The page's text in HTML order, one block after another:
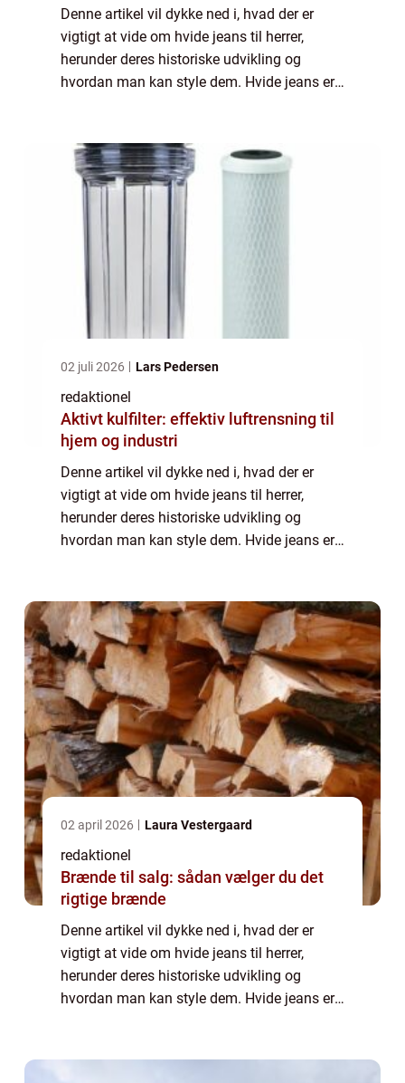
Denne artikel vil dykke ned i, hvad der er
vigtigt at vide om hvide jeans til herrer,
herunder deres historiske udvikling og
hvordan man kan style dem. Hvide jeans er
02 juli 2026 Lars Pedersen
redaktionel
Aktivt kulfilter: effektiv luftrensning til
hjem og industri
Denne artikel vil dykke ned i, hvad der er
vigtigt at vide om hvide jeans til herrer,
herunder deres historiske udvikling og
hvordan man kan style dem. Hvide jeans er
02 april 2026 Laura Vestergaard
redaktionel
Brænde til salg: sådan vælger du det
rigtige brænde
Denne artikel vil dykke ned i, hvad der er
vigtigt at vide om hvide jeans til herrer,
herunder deres historiske udvikling og
hvordan man kan style dem. Hvide jeans er